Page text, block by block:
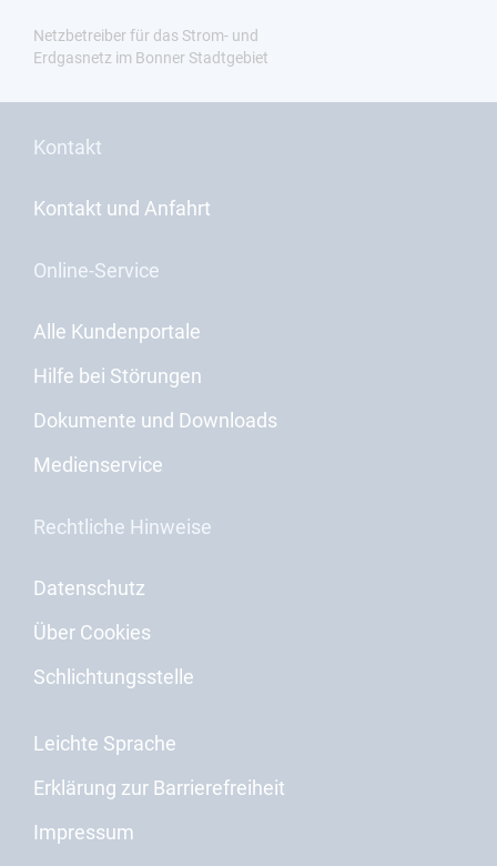
Netzbetreiber für das Strom- und
Erdgasnetz im Bonner Stadtgebiet
Kontakt
Kontakt und Anfahrt
Online-Service
Alle Kundenportale
Hilfe bei Störungen
Dokumente und Downloads
Medienservice
Rechtliche Hinweise
Datenschutz
Über Cookies
Schlichtungsstelle
Leichte Sprache
Erklärung zur Barrierefreiheit
Impressum